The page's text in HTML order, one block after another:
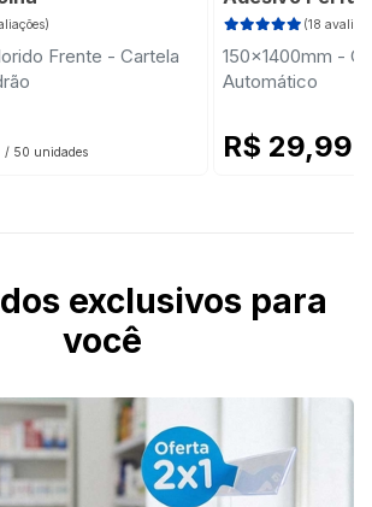
Frente - Cartela
/ 50 unidades
(18
150x1400mm -
Automático
R$ 29,99
exclusivos para
você